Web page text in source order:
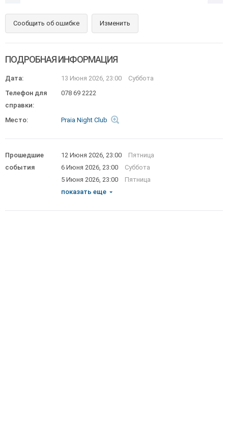
Сообщить об ошибке Изменить
ПОДРОБНАЯ ИНФОРМАЦИЯ
Дата: 13 Июня 2026, 23:00
Суббота
Телефон для
справки:
078 69 2222
Место: Praia Night Club
Прошедшие
события
12 Июня 2026, 23:00
Пятница
6 Июня 2026, 23:00
Суббота
5 Июня 2026, 23:00
Пятница
показать еще